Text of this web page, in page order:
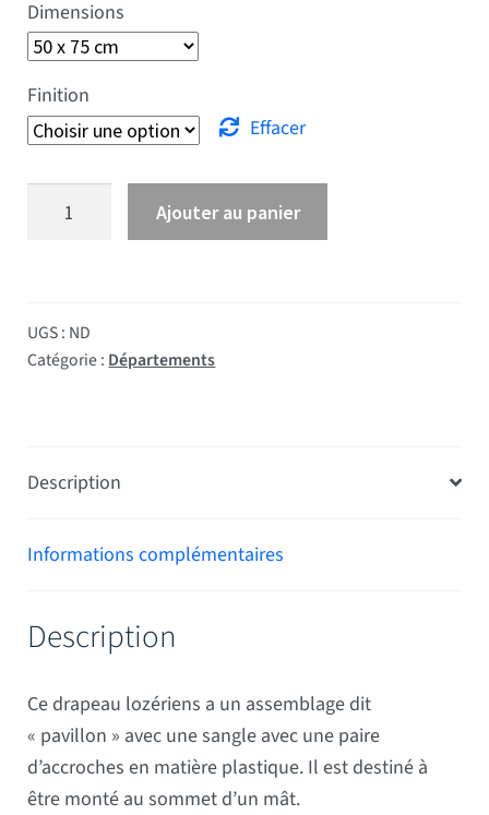
Dimensions
Finition
Effacer
quantité de Drapeau Lozère
Ajouter au panier
UGS : ND
Catégorie :Départements
Description
Informations complémentaires
Description
Ce drapeau lozériens a un assemblage dit
« pavillon » avec une sangle avec une paire
d’accroches en matière plastique. Il est destiné à
être monté au sommet d’un mât.